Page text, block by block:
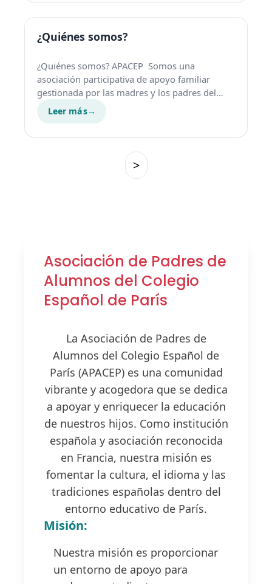
¿Quiénes somos?
¿Quiénes somos? APACEP Somos una
asociación participativa de apoyo familiar
gestionada por las madres y los padres del
Colegio Español de París…
Leer más→
>
Asociación de Padres de
Alumnos del Colegio
Español de París
La Asociación de Padres de
Alumnos del Colegio Español de
París (APACEP) es una comunidad
vibrante y acogedora que se dedica
a apoyar y enriquecer la educación
de nuestros hijos. Como institución
española y asociación reconocida
en Francia, nuestra misión es
fomentar la cultura, el idioma y las
tradiciones españolas dentro del
entorno educativo de París.
Misión:
Nuestra misión es proporcionar
un entorno de apoyo para